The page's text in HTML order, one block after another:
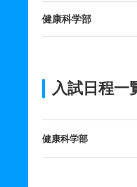
健康科学部
入試日程一
健康科学部